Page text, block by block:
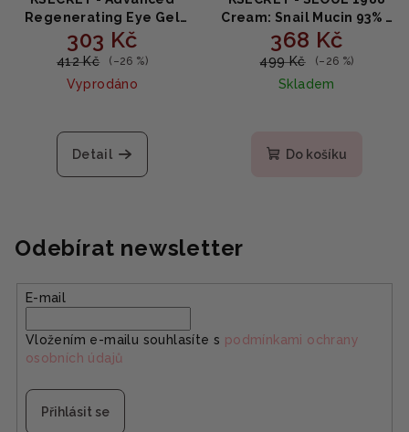
Regenerating Eye Gel
Patches + Retinol -
Regenerační
hydrogelové oční
polštářky s retinolem
303 Kč
412 Kč (–26 %)
Vyprodáno
Detail
Cream: Snail Mucin 93% +
Rice - Hydratační pleťový
krém s mucinem a rýží
368 Kč
499 Kč (–26 %)
Skladem
Do košíku
Odebírat newsletter
E-mail
Vložením e-mailu souhlasíte s podmínkami ochrany
osobních údajů
Přihlásit se